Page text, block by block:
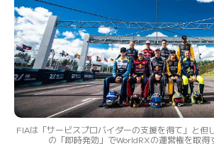
FIAは「サービスプロバイダーの支援を得て」と但
の「即時発効」でWorldRXの運営権を取得